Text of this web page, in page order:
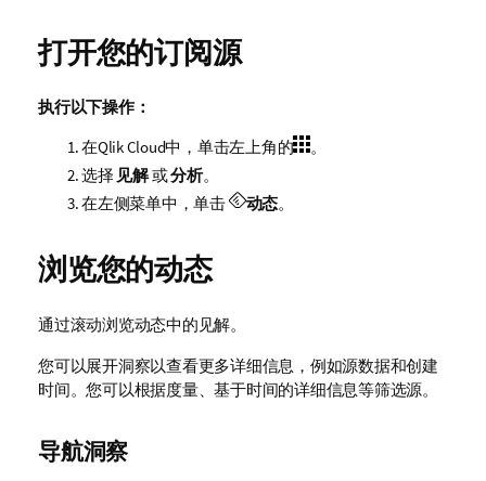
n
打开您的订阅源
执行以下操作：
在Qlik Cloud中，单击左上角的
。
选择 见解或分析。
在左侧菜单中，单击
动态。
浏览您的动态
通过滚动浏览动态中的见解。
您可以展开洞察以查看更多详细信息，例如源数据和创建
时间。您可以根据度量、基于时间的详细信息等筛选源。
导航洞察